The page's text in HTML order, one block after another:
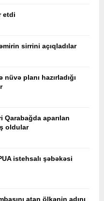
etdi
sirrini açıqladılar
planı hazırladığı
aparılan
oldular
istehsalı şəbəkəsi
atan ölkənin adını